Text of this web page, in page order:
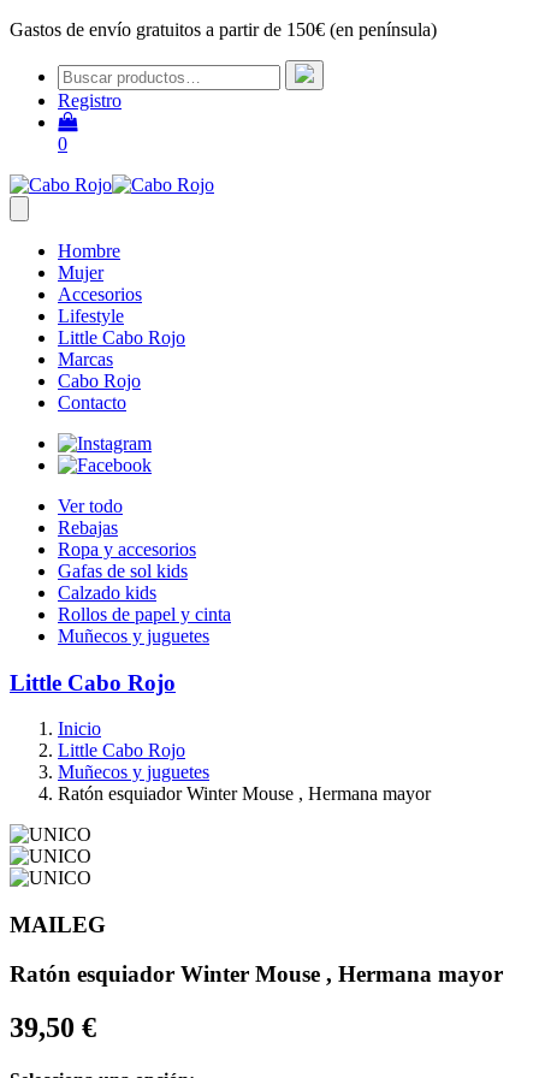
Gastos de envío gratuitos a partir de 150€ (en península)
Registro
0
Hombre
Mujer
Accesorios
Lifestyle
Little Cabo Rojo
Marcas
Cabo Rojo
Contacto
Ver todo
Rebajas
Ropa y accesorios
Gafas de sol kids
Calzado kids
Rollos de papel y cinta
Muñecos y juguetes
Little Cabo Rojo
Inicio
Little Cabo Rojo
Muñecos y juguetes
Ratón esquiador Winter Mouse , Hermana mayor
MAILEG
Ratón esquiador Winter Mouse , Hermana mayor
39,50 €